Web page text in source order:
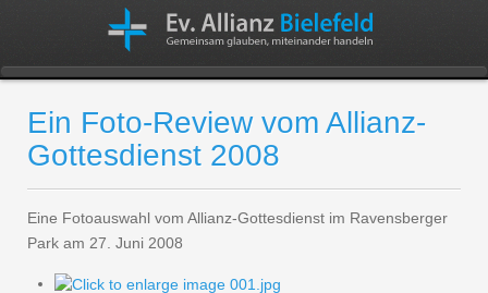
Ein Foto-Review vom Allianz-
Gottesdienst 2008
Eine Fotoauswahl vom Allianz-Gottesdienst im Ravensberger
Park am 27. Juni 2008